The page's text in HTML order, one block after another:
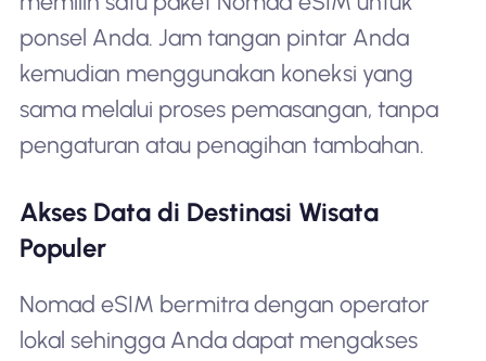
ponsel Anda. Jam tangan pintar Anda
kemudian menggunakan koneksi yang
sama melalui proses pemasangan, tanpa
pengaturan atau penagihan tambahan.
Akses Data di Destinasi Wisata
Populer
Nomad eSIM bermitra dengan operator
lokal sehingga Anda dapat mengakses